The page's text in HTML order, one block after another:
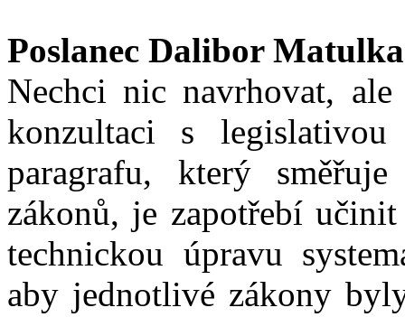
Poslanec Dalibor
Nechci nic navrhovat,
konzultaci s
paragrafu, který
zákonů, je zapotřebí
technickou úpravu
aby jednotlivé zákony